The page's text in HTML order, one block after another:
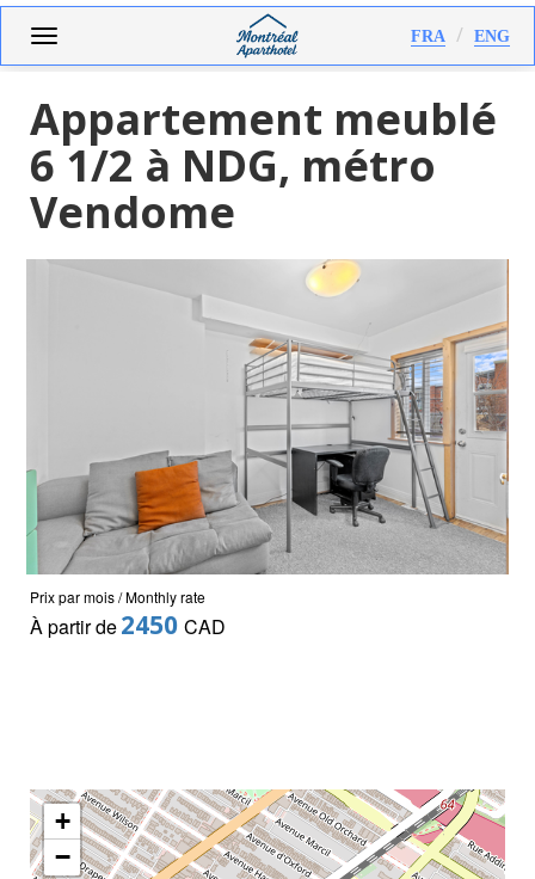
contenu
Toggle
navigation
FRA ENG
Appartement meublé
6 1/2 à NDG, métro
Vendome
Prix par mois / Monthly rate
À partir de2450 CAD
+
−